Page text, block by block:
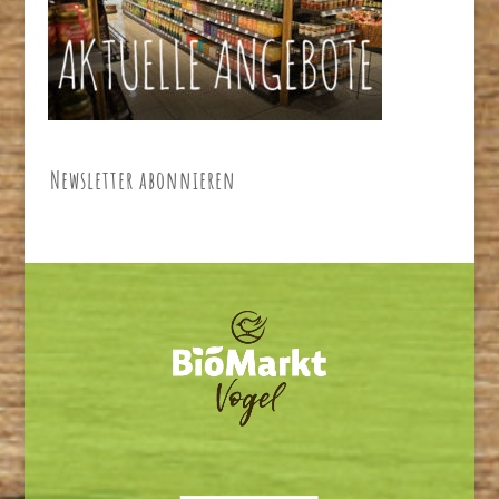
Newsletter abonnieren